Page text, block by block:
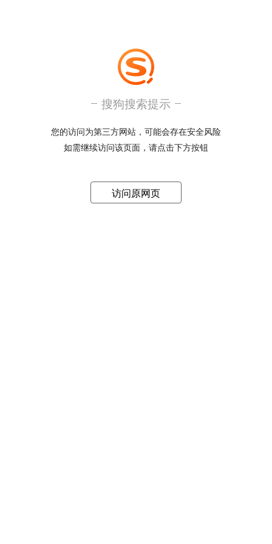
搜狗搜索提示
您的访问为第三方网站，可能会存在安全风险
如需继续访问该页面，请点击下方按钮
访问原网页